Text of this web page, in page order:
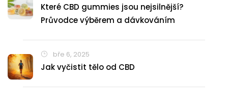
Které CBD gummies jsou nejsilnější?
Průvodce výběrem a dávkováním
bře 6, 2025
Jak vyčistit tělo od CBD